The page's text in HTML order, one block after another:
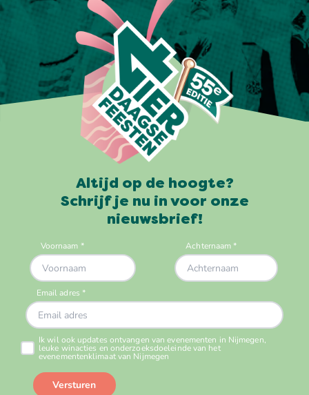
Altijd op de hoogte?
Schrijf je nu in voor onze
nieuwsbrief!